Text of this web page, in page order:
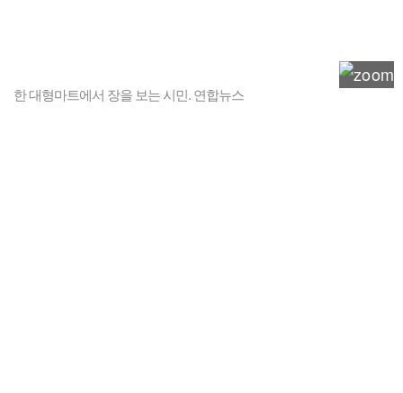
한 대형마트에서 장을 보는 시민. 연합뉴스